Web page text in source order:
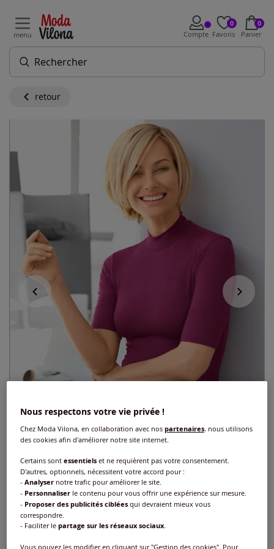
menu Compte
0
Favoris
0
Panier
retour
Exclu web
T-shirt femme col montant manches
courtes
Nous respectons votre vie privée !
Chez Moda Vilona, en collaboration avec nospartenaires, nous utilisons
des cookies afin d'améliorer notre site internet.
Certains sontessentiels et ne requièrent pas votre consentement.
D'autres, optionnels, nécessitent votre accord pour :
-Analyser notre trafic pour améliorer le site.
- Personnaliser le contenu pour vous offrir une expérience sur mesure.
- Proposer des publicités ciblées qui devraient mieux vous
correspondre.
- Faciliter lepartage sur les réseaux sociaux
Vous pouvez les modifier en cliquant sur "Gestion des cookies". Pour